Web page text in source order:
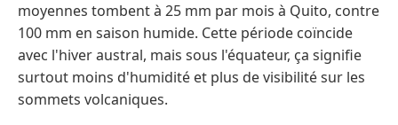
moyennes tombent à 25 mm par mois à Quito, contre
100 mm en saison humide. Cette période coïncide
avec l'hiver austral, mais sous l'équateur, ça signifie
surtout moins d'humidité et plus de visibilité sur les
sommets volcaniques.